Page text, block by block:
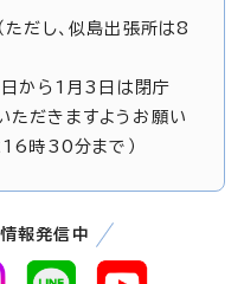
だし、似島出張所は8
から1月3日は閉庁
ただきますようお願い
16時30分まで）
報発信中